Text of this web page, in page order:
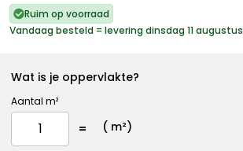
Ruim op voorraad
Vandaag besteld = levering dinsdag 11 augustus
Wat is je oppervlakte?
Aantal m²
( m²)